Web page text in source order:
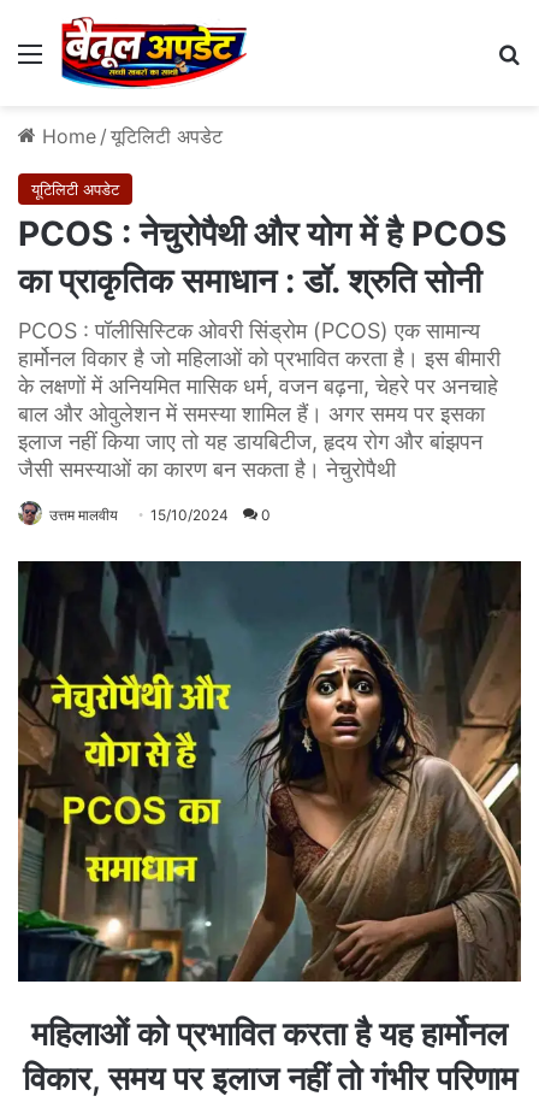
Menu
Home / यूटिलिटी अपडेट
यूटिलिटी अपडेट
PCOS : नेचुरोपैथी और योग में है PCOS
का प्राकृतिक समाधान : डॉ. श्रुति सोनी
PCOS : पॉलीसिस्टिक ओवरी सिंड्रोम (PCOS) एक सामान्य
हार्मोनल विकार है जो महिलाओं को प्रभावित करता है। इस बीमारी
के लक्षणों में अनियमित मासिक धर्म, वजन बढ़ना, चेहरे पर अनचाहे
बाल और ओवुलेशन में समस्या शामिल हैं। अगर समय पर इसका
इलाज नहीं किया जाए तो यह डायबिटीज, हृदय रोग और बांझपन
जैसी समस्याओं का कारण बन सकता है। नेचुरोपैथी
उत्तम मालवीय 15/10/2024 0
महिलाओं को प्रभावित करता है यह हार्मोनल
विकार, समय पर इलाज नहीं तो गंभीर परिणाम